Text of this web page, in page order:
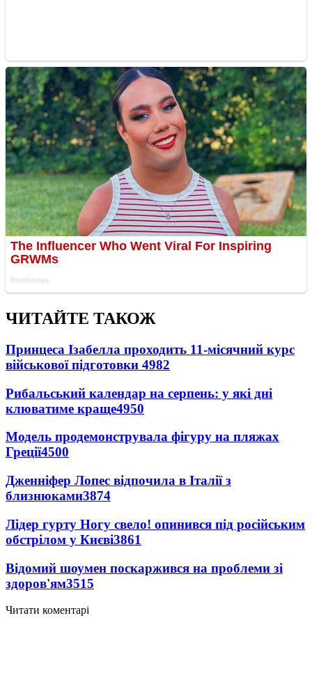
ЧИТАЙТЕ ТАКОЖ
Принцеса Ізабелла проходить 11-місячний курс
військової підготовки 4982
Рибальський календар на серпень: у які дні
клюватиме краще4950
Модель продемонструвала фігуру на пляжах
Греції4500
Дженніфер Лопес відпочила в Італії з
близнюками3874
Лідер гурту Ногу свело! опинився під російським
обстрілом у Києві3861
Відомий шоумен поскаржився на проблеми зі
здоров'ям3515
Читати коментарі